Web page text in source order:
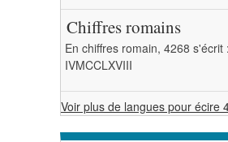
Chiffres romains
En chiffres romain, 4268 s'écrit :
IVMCCLXVIII
Voir plus de langues pour écire